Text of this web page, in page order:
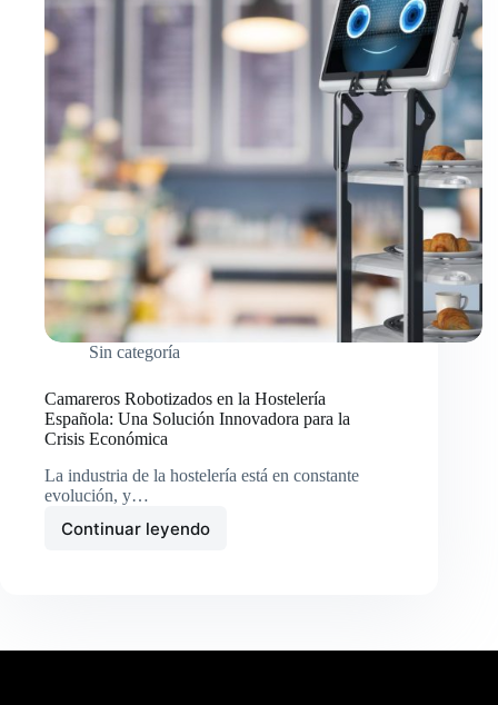
Sin categoría
Camareros Robotizados en la Hostelería
Española: Una Solución Innovadora para la
Crisis Económica
La industria de la hostelería está en constante
evolución, y…
Continuar leyendo